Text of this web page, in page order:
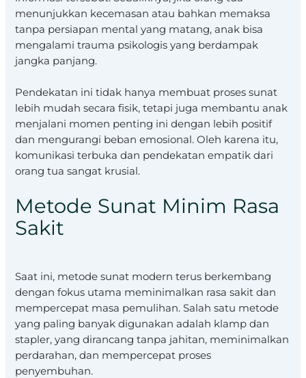
menunjukkan kecemasan atau bahkan memaksa
tanpa persiapan mental yang matang, anak bisa
mengalami trauma psikologis yang berdampak
jangka panjang.
Pendekatan ini tidak hanya membuat proses sunat
lebih mudah secara fisik, tetapi juga membantu anak
menjalani momen penting ini dengan lebih positif
dan mengurangi beban emosional. Oleh karena itu,
komunikasi terbuka dan pendekatan empatik dari
orang tua sangat krusial.
Metode Sunat Minim Rasa
Sakit
Saat ini, metode sunat modern terus berkembang
dengan fokus utama meminimalkan rasa sakit dan
mempercepat masa pemulihan. Salah satu metode
yang paling banyak digunakan adalah klamp dan
stapler, yang dirancang tanpa jahitan, meminimalkan
perdarahan, dan mempercepat proses
penyembuhan.